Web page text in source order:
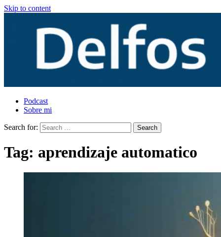
Skip to content
Podcast
Sobre mi
Search for:
Tag: aprendizaje automatico